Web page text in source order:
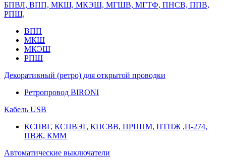
БПВЛ, ВПП, МКШ, МКЭШ, МГШВ, МГТФ, ПНСВ, ППВ,
РПШ,
ВПП
МКШ
МКЭШ
РПШ
Декоративный (ретро) для открытой проводки
Ретропровод BIRONI
Кабель USB
КСПВГ, КСПВЭГ, КПСВВ, ПРППМ, ПТПЖ ,П-274,
ПВЖ, КММ
Автоматические выключатели